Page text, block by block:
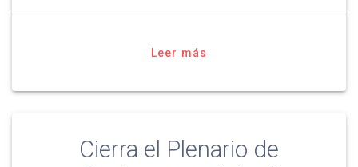
Leer más
Cierra el Plenario de